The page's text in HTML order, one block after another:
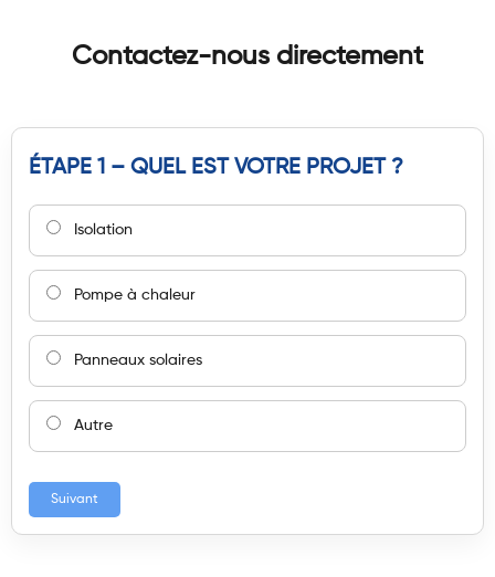
Contactez-nous directement
ÉTAPE 1 – QUEL EST VOTRE PROJET ?
Isolation
Pompe à chaleur
Panneaux solaires
Autre
Suivant